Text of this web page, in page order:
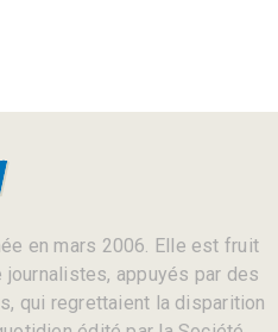
en mars 2006. Elle est fruit
journalistes, appuyés par des
qui regrettaient la disparition